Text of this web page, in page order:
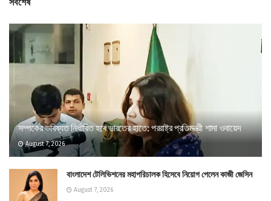
সম্পর্কের ভবিষ্যত নির্ধারিত হবে ভারতের হাতে: পররাষ্ট্র প্রতিমন্ত্রী শামা ওবায়েদ
August 7, 2026
বাংলাদেশ টেলিভিশনের মহাপরিচালক হিসেবে নিয়োগ পেলেন কাজী জেসিন
August 7, 2026